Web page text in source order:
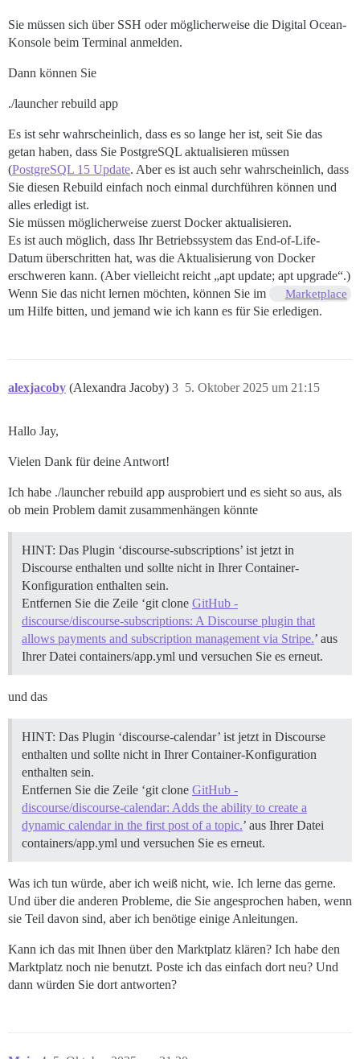
Sie müssen sich über SSH oder möglicherweise die Digital Ocean-
Konsole beim Terminal anmelden.
Dann können Sie
./launcher rebuild app
Es ist sehr wahrscheinlich, dass es so lange her ist, seit Sie das
getan haben, dass Sie PostgreSQL aktualisieren müssen
(PostgreSQL 15 Update. Aber es ist auch sehr wahrscheinlich, dass
Sie diesen Rebuild einfach noch einmal durchführen können und
alles erledigt ist.
Sie müssen möglicherweise zuerst Docker aktualisieren.
Es ist auch möglich, dass Ihr Betriebssystem das End-of-Life-
Datum überschritten hat, was die Aktualisierung von Docker
erschweren kann. (Aber vielleicht reicht „apt update; apt upgrade“.)
Wenn Sie das nicht lernen möchten, können Sie im
Marketplace
um Hilfe bitten, und jemand wie ich kann es für Sie erledigen.
alexjacoby (Alexandra Jacoby) 5. Oktober 2025 um 21:15
3
Hallo Jay,
Vielen Dank für deine Antwort!
Ich habe ./launcher rebuild app ausprobiert und es sieht so aus, als
ob mein Problem damit zusammenhängen könnte
HINT: Das Plugin ‘discourse-subscriptions’ ist jetzt in
Discourse enthalten und sollte nicht in Ihrer Container-
Konfiguration enthalten sein.
Entfernen Sie die Zeile ‘git clone GitHub -
discourse/discourse-subscriptions: A Discourse plugin that
allows payments and subscription management via Stripe.’ aus
Ihrer Datei containers/app.yml und versuchen Sie es erneut.
und das
HINT: Das Plugin ‘discourse-calendar’ ist jetzt in Discourse
enthalten und sollte nicht in Ihrer Container-Konfiguration
enthalten sein.
Entfernen Sie die Zeile ‘git clone GitHub -
discourse/discourse-calendar: Adds the ability to create a
dynamic calendar in the first post of a topic.’ aus Ihrer Datei
containers/app.yml und versuchen Sie es erneut.
Was ich tun würde, aber ich weiß nicht, wie. Ich lerne das gerne.
Und über die anderen Probleme, die Sie angesprochen haben, wenn
sie Teil davon sind, aber ich benötige einige Anleitungen.
Kann ich das mit Ihnen über den Marktplatz klären? Ich habe den
Marktplatz noch nie benutzt. Poste ich das einfach dort neu? Und
dann würden Sie dort antworten?